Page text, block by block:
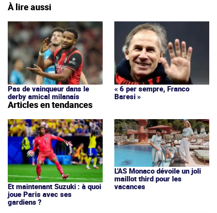
À lire aussi
Pas de vainqueur dans le
derby amical milanais
« 6 per sempre, Franco
Baresi »
Articles en tendances
Et maintenant Suzuki : à quoi
joue Paris avec ses
gardiens ?
L'AS Monaco dévoile un joli
maillot third pour les
vacances